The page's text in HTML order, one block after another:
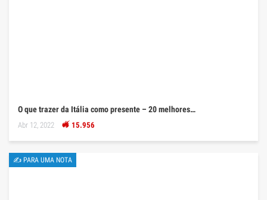
O que trazer da Itália como presente – 20 melhores…
Abr 12, 2022 15.956
✍ PARA UMA NOTA